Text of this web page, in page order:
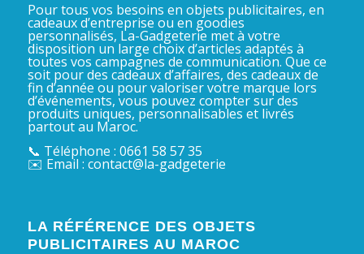
Pour tous vos besoins en objets publicitaires, en
cadeaux d’entreprise ou en goodies
personnalisés, La-Gadgeterie met à votre
disposition un large choix d’articles adaptés à
toutes vos campagnes de communication. Que ce
soit pour des cadeaux d’affaires, des cadeaux de
fin d’année ou pour valoriser votre marque lors
d’événements, vous pouvez compter sur des
produits uniques, personnalisables et livrés
partout au Maroc.
📞 Téléphone : 0661 58 57 35
✉️ Email : contact@la-gadgeterie
LA RÉFÉRENCE DES OBJETS
PUBLICITAIRES AU MAROC